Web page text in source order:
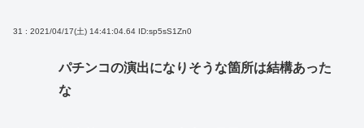
31 : 2021/04/17(土) 14:41:04.64 ID:sp5sS1Zn0
パチンコの演出になりそうな箇所は結構あった
な